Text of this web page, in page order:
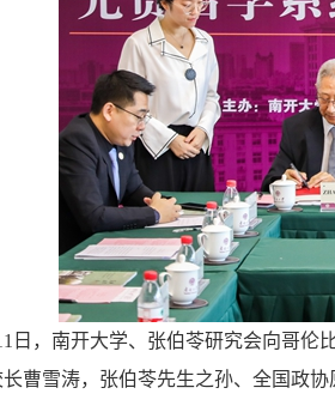
南开大学、张伯苓研究会向哥伦比
曹雪涛，张伯苓先生之孙、全国政